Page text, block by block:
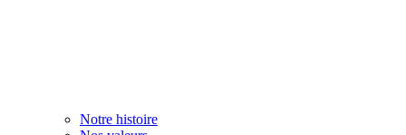
Notre histoire